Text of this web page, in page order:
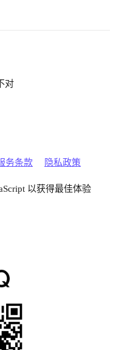
对
务条款 隐私政策
以获得最佳体验